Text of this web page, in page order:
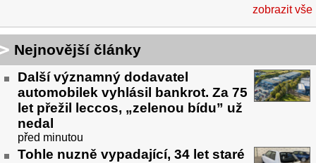
zobrazit vše
Nejnovější články
Další významný dodavatel
automobilek vyhlásil bankrot. Za 75
let přežil leccos, „zelenou bídu” už
nedal
před minutou
Tohle nuzně vypadající, 34 let staré